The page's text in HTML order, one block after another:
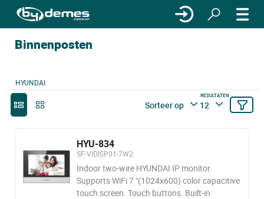
Binnenposten
HYUNDAI
Sorteer op
RESULTATEN
12
HYU-834
SF-VIDISP01-7W2
Indoor two-wire HYUNDAI IP monitor.
Supports WiFi 7 "(1024x600) color capacitive
touch screen. Touch buttons. Built-in